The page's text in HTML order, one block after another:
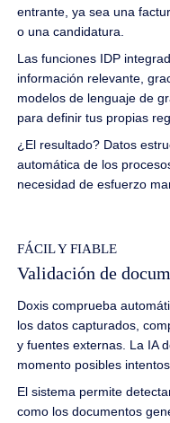
entrante, ya sea una
o una candidatura.
Las funciones IDP
información relevante,
modelos de lenguaje de
para definir tus propias
¿El resultado? Datos
automática de los
necesidad de esfuerzo
FÁCIL Y FIABLE
Validación de
Doxis comprueba
los datos capturados,
y fuentes externas. La IA
momento posibles
El sistema permite
como los documentos